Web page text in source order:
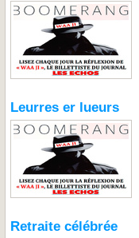
Leurres er lueurs
Retraite célébrée